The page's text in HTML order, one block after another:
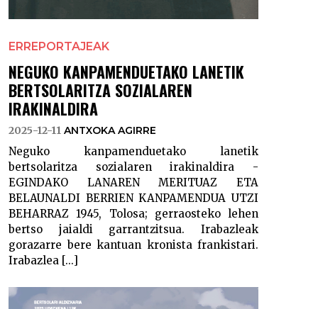
ERREPORTAJEAK
NEGUKO KANPAMENDUETAKO LANETIK
BERTSOLARITZA SOZIALAREN
IRAKINALDIRA
2025-12-11 ANTXOKA AGIRRE
Neguko kanpamenduetako lanetik
bertsolaritza sozialaren irakinaldira -
EGINDAKO LANAREN MERITUAZ ETA
BELAUNALDI BERRIEN KANPAMENDUA UTZI
BEHARRAZ 1945, Tolosa; gerraosteko lehen
bertso jaialdi garrantzitsua. Irabazleak
gorazarre bere kantuan kronista frankistari.
Irabazlea [...]